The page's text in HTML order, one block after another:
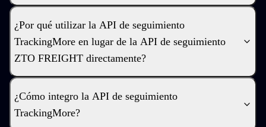
¿Por qué utilizar la API de seguimiento
TrackingMore en lugar de la API de seguimiento
ZTO FREIGHT directamente?
¿Cómo integro la API de seguimiento
TrackingMore?